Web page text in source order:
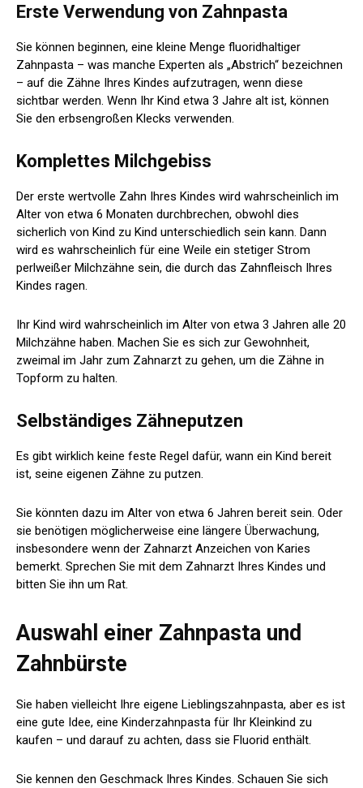
Erste Verwendung von Zahnpasta
Sie können beginnen, eine kleine Menge fluoridhaltiger
Zahnpasta – was manche Experten als „Abstrich“ bezeichnen
– auf die Zähne Ihres Kindes aufzutragen, wenn diese
sichtbar werden. Wenn Ihr Kind etwa 3 Jahre alt ist, können
Sie den erbsengroßen Klecks verwenden.
Komplettes Milchgebiss
Der erste wertvolle Zahn Ihres Kindes wird wahrscheinlich im
Alter von etwa 6 Monaten durchbrechen, obwohl dies
sicherlich von Kind zu Kind unterschiedlich sein kann. Dann
wird es wahrscheinlich für eine Weile ein stetiger Strom
perlweißer Milchzähne sein, die durch das Zahnfleisch Ihres
Kindes ragen.
Ihr Kind wird wahrscheinlich im Alter von etwa 3 Jahren alle 20
Milchzähne haben. Machen Sie es sich zur Gewohnheit,
zweimal im Jahr zum Zahnarzt zu gehen, um die Zähne in
Topform zu halten.
Selbständiges Zähneputzen
Es gibt wirklich keine feste Regel dafür, wann ein Kind bereit
ist, seine eigenen Zähne zu putzen.
Sie könnten dazu im Alter von etwa 6 Jahren bereit sein. Oder
sie benötigen möglicherweise eine längere Überwachung,
insbesondere wenn der Zahnarzt Anzeichen von Karies
bemerkt. Sprechen Sie mit dem Zahnarzt Ihres Kindes und
bitten Sie ihn um Rat.
Auswahl einer Zahnpasta und
Zahnbürste
Sie haben vielleicht Ihre eigene Lieblingszahnpasta, aber es ist
eine gute Idee, eine Kinderzahnpasta für Ihr Kleinkind zu
kaufen – und darauf zu achten, dass sie Fluorid enthält.
Sie kennen den Geschmack Ihres Kindes. Schauen Sie sich